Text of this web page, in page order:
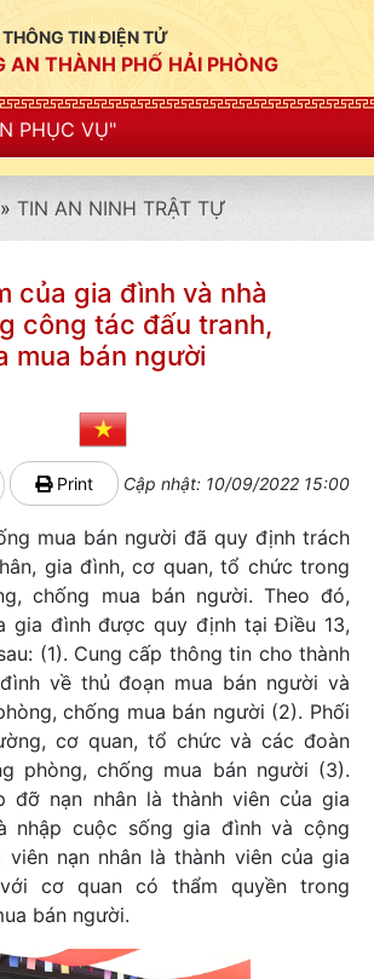
TIN ĐIỆN TỬ
AN THÀNH PHỐ HẢI PHÒNG
» TIN AN NINH TRẬT TỰ
của gia đình và nhà
công tác đấu tranh,
mua bán người
Print Cập nhật: 10/09/2022 15:00
mua bán người đã quy định trách
gia đình, cơ quan, tổ chức trong
chống mua bán người. Theo đó,
gia đình được quy định tại Điều 13,
(1). Cung cấp thông tin cho thành
về thủ đoạn mua bán người và
chống mua bán người (2). Phối
cơ quan, tổ chức và các đoàn
phòng, chống mua bán người (3).
đỡ nạn nhân là thành viên của gia
nhập cuộc sống gia đình và cộng
nạn nhân là thành viên của gia
cơ quan có thẩm quyền trong
bán người.